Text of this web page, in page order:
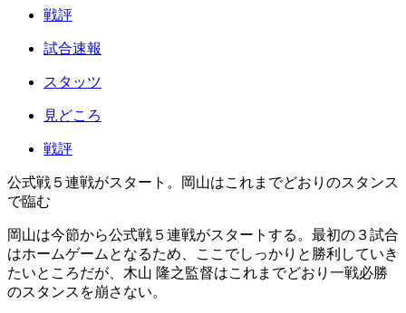
戦評
試合速報
スタッツ
見どころ
戦評
公式戦５連戦がスタート。岡山はこれまでどおりのスタンス
で臨む
岡山は今節から公式戦５連戦がスタートする。最初の３試合
はホームゲームとなるため、ここでしっかりと勝利していき
たいところだが、木山 隆之監督はこれまでどおり一戦必勝
のスタンスを崩さない。